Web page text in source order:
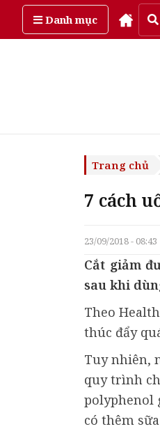
Danh mụcThứ năm, ngày
Trang chủ
7 cách
23/09/2018 - 08:43
Cắt giảm
sau khi
Theo
thúc đẩy
Tuy nhiên,
quy trình
polyphenol
có thêm